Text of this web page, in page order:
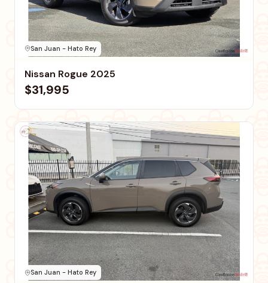
San Juan - Hato Rey
Nissan Rogue 2025
$31,995
San Juan - Hato Rey